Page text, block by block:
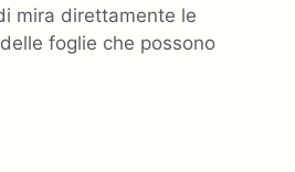
mira direttamente le
foglie che possono